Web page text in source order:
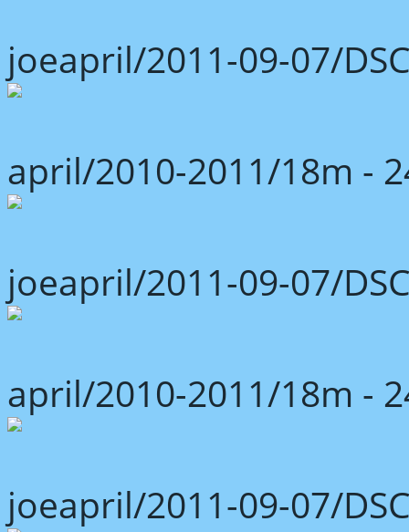
joeapril/2011-09-07/
april/2010-2011/18m -
joeapril/2011-09-07/
april/2010-2011/18m -
joeapril/2011-09-07/